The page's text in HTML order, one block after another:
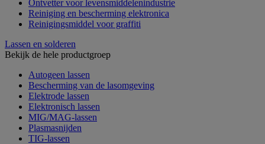
Ontvetter voor levensmiddelenindustrie
Reiniging en bescherming elektronica
Reinigingsmiddel voor graffiti
Lassen en solderen
Bekijk de hele productgroep
Autogeen lassen
Bescherming van de lasomgeving
Elektrode lassen
Elektronisch lassen
MIG/MAG-lassen
Plasmasnijden
TIG-lassen